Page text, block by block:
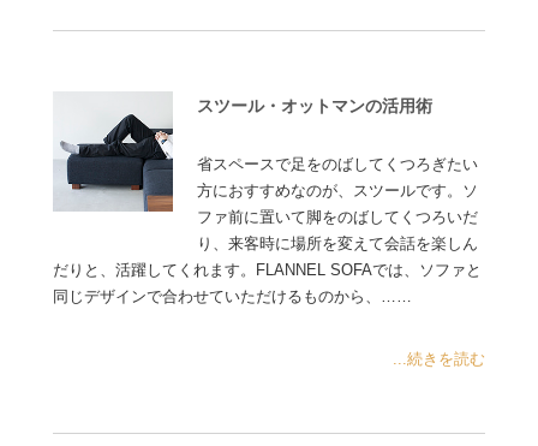
スツール・オットマンの活用術
省スペースで足をのばしてくつろぎたい
方におすすめなのが、スツールです。ソ
ファ前に置いて脚をのばしてくつろいだ
り、来客時に場所を変えて会話を楽しん
だりと、活躍してくれます。FLANNEL SOFAでは、ソファと
同じデザインで合わせていただけるものから、……
...続きを読む